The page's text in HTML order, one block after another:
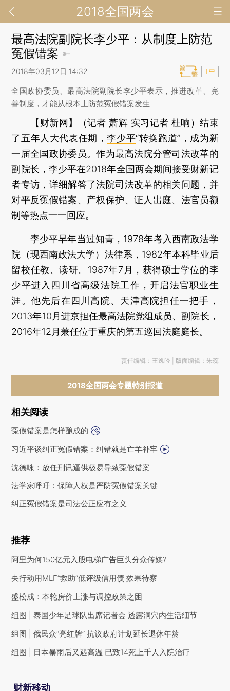
2018全国两会
最高法院副院长李少平：从制度上防范
冤假错案
2018年03月12日 14:32 T中
全国政协委员、最高法院副院长李少平表示，推进改革、完
善制度，才能从根本上防范冤假错案发生
【财新网】（记者 萧辉 实习记者 杜晌）结束
了五年人大代表任期，李少平“转换跑道”，成为新
一届全国政协委员。作为最高法院分管司法改革的
副院长，李少平在2018年全国两会期间接受财新记
者专访，详细解答了法院司法改革的相关问题，并
对平反冤假错案、产权保护、证人出庭、法官员额
制等热点一一回应。
李少平早年当过知青，1978年考入西南政法学
院（现西南政法大学）法律系，1982年本科毕业后
留校任教、读研。1987年7月，获得硕士学位的李
少平进入四川省高级法院工作，开启法官职业生
涯。他先后在四川高院、天津高院担任一把手，
2013年10月进京担任最高法院党组成员、副院长，
2016年12月兼任位于重庆的第五巡回法庭庭长。
责任编辑：王逸吟 | 版面编辑：朱蕊
2018全国两会专题特别报道
相关阅读
冤假错案是怎样酿成的
习近平谈纠正冤假错案：纠错就是亡羊补牢
沈德咏：放任刑讯逼供极易导致冤假错案
法学家呼吁：保障人权是严防冤假错案关键
纠正冤假错案是司法公正应有之义
推荐
阿里为何150亿元入股电梯广告巨头分众传媒?
央行动用MLF“救助”低评级信用债 效果待察
盛松成：本轮房价上涨与调控政策之困
组图 | 泰国少年足球队出席记者会 透露洞穴内生活细节
组图 | 俄民众“亮红牌” 抗议政府计划延长退休年龄
组图 | 日本暴雨后又遇高温 已致14死上千人入院治疗
财新移动